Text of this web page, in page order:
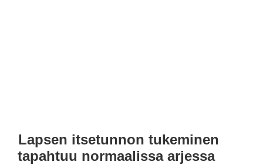
Lapsen itsetunnon tukeminen
tapahtuu normaalissa arjessa